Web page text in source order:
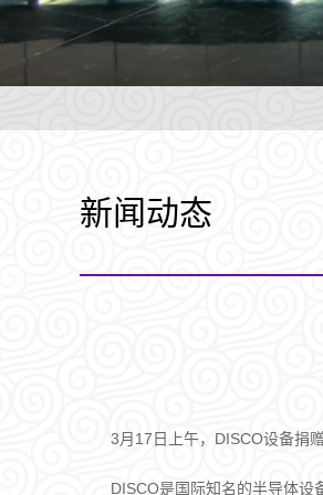
新闻动态
3月17日上午，DISCO设备捐
DISCO是国际知名的半导体